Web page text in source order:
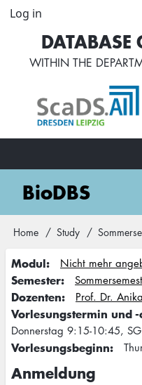
Skip
content
User
account
menu
Log in
DATABASE
WITHIN THE
MainBioDBS
Breadcrumb
Home Study
Modul Nicht mehr
Semester
Dozenten Prof. Dr.
Vorlesungstermin und
Donnerstag 9:15-10:45,
Vorlesungsbeginn
Anmeldung